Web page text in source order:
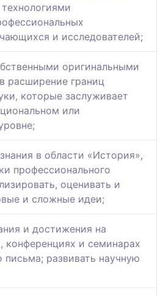
и исследователей;
оригинальными
расширение границ
которые заслуживает
или
в области «История»,
профессионального
оценивать и
и сложные идеи;
и достижения на
конференциях и семинарах
письма; развивать научную